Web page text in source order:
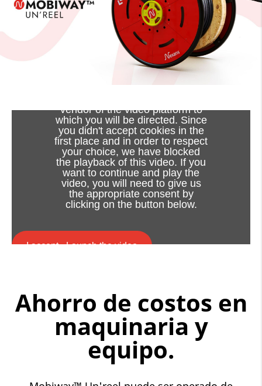
Viewing this video may result in
vendor of the video platform to
which you will be directed. Since
you didn't accept cookies in the
first place and in order to respect
your choice, we have blocked
the playback of this video. If you
want to continue and play the
video, you will need to give us
the appropriate consent by
clicking on the button below.
I accept - Launch the video
Ahorro de costos en
maquinaria y
equipo.